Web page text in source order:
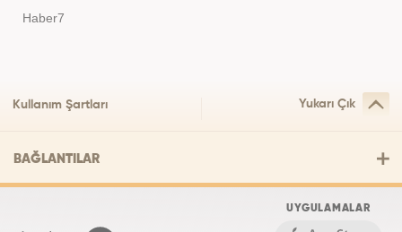
Haber7
Kullanım Şartları Yukarı Çık
BAĞLANTILAR
UYGULAMALAR